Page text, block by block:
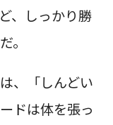
、しっかり勝
。
、「しんどい
ドは体を張っ